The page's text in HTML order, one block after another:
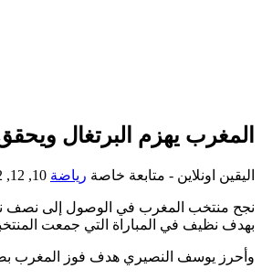
المغرب يهزم البرتغال
اليقين اونلاين - متابعة خاصة رياضة 10, 12, 2022
بهدف نظيف في المباراة التي جمعت
وأحرز يوسف النصيري هدف فوز المغرب